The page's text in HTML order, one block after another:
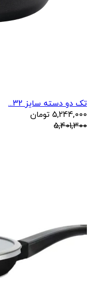
تک دو دسته سایز 32...
5,244,000 تومان
5,401,300